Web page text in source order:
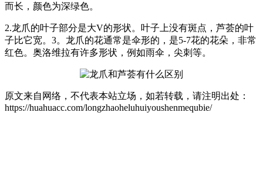
而长，颜色为深绿色。
2.龙爪的叶子部分是大V的形状。叶子上没有斑点，芦荟的叶
子比它宽。3。龙爪的花通常是伞形的，是5-7花的花朵，非常
红色。奥洛维拉有许多形状，例如雨伞，尖刺等。
原文来自网络，不代表本站立场，如若转载，请注明出处：
https://huahuacc.com/longzhaoheluhuiyoushenmequbie/